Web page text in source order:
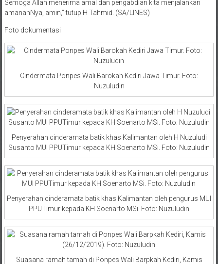
Semoga Allah menerima amal dan pengabdian kita menjalankan
amanahNya, amin,” tutup H Tahmid. (SA/LINES)
Foto dokumentasi
Cindermata Ponpes Wali Barokah Kediri Jawa Timur. Foto:
Nuzuludin
Penyerahan cinderamata batik khas Kalimantan oleh H Nuzuludi
Susanto MUI PPUTimur kepada KH Soenarto MSi. Foto: Nuzuludin
Penyerahan cinderamata batik khas Kalimantan oleh pengurus MUI
PPUTimur kepada KH Soenarto MSi. Foto: Nuzuludin
Suasana ramah tamah di Ponpes Wali Barpkah Kediri, Kamis